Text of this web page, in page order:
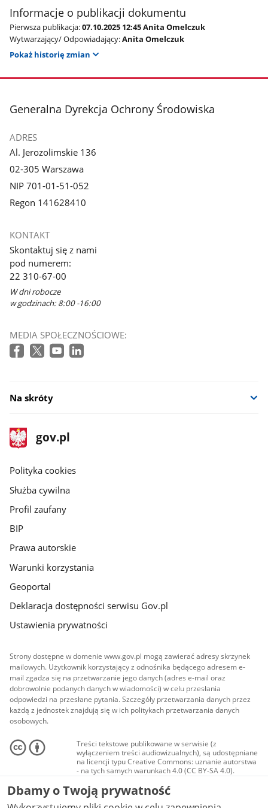
Informacje o publikacji dokumentu
Pierwsza publikacja:07.10.2025 12:45 Anita Omelczuk
Wytwarzający/ Odpowiadający:Anita Omelczuk
Pokaż historię zmian
stopka
Generalna Dyrekcja Ochrony Środowiska
ADRES
Al. Jerozolimskie 136
02-305 Warszawa
NIP 701-01-51-052
Regon 141628410
KONTAKT
Skontaktuj się z nami
pod numerem:
22 310-67-00
W dni robocze
w godzinach: 8:00 -16:00
MEDIA SPOŁECZNOŚCIOWE:
Na skróty
stopka
gov.pl
Strona
gov.pl
gov.pl
Polityka cookies
Służba cywilna
Profil zaufany
BIP
Prawa autorskie
Warunki korzystania
Geoportal
Deklaracja dostępności serwisu Gov.pl
Ustawienia prywatności
Strony dostępne w domenie www.gov.pl mogą zawierać adresy skrzynek
mailowych. Użytkownik korzystający z odnośnika będącego adresem e-
mail zgadza się na przetwarzanie jego danych (adres e-mail oraz
dobrowolnie podanych danych w wiadomości) w celu przesłania
odpowiedzi na przesłane pytania. Szczegóły przetwarzania danych przez
każdą z jednostek znajdują się w ich politykach przetwarzania danych
osobowych.
Treści tekstowe publikowane w serwisie (z
wyłączeniem treści audiowizualnych), są udostępniane
na licencji typu Creative Commons: uznanie autorstwa
- na tych samych warunkach 4.0 (CC BY-SA 4.0).
Materiały audiowizualne, w tym zdjęcia, materiały
audio i wideo, są udostępniane na licencji typu
Creative Commons: uznanie autorstwa użycie
Dbamy o Twoją prywatność